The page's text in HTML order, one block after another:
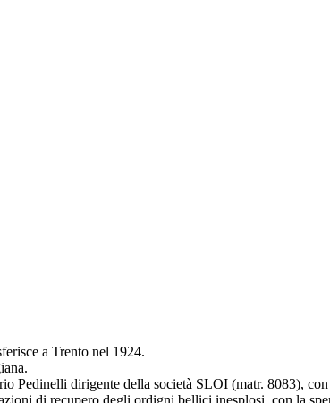
a Trento nel 1924.
Pedinelli dirigente della società SLOI (matr. 8083),
di recupero degli ordigni bellici inesplosi, con la